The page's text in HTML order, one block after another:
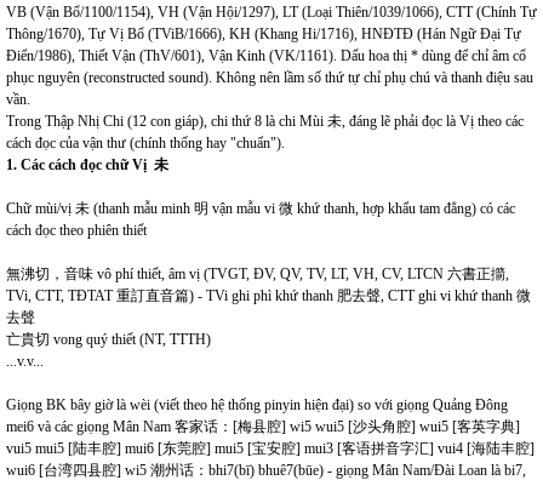
VB (Vận Bổ/1100/1154), VH (Vận Hội/1297), LT (Loại Thiên/1039/1066), CTT (Chính Tự
Thông/1670), Tự Vị Bổ (TViB/1666), KH (Khang Hi/1716), HNĐTĐ (Hán Ngữ Đại Tự
Điển/1986), Thiết Vận (ThV/601), Vận Kinh (VK/1161). Dấu hoa thị * dùng để chỉ âm cổ
phục nguyên (reconstructed sound). Không nên lầm số thứ tự chỉ phụ chú và thanh điệu sau
vần.
Trong Thập Nhị Chi (12 con giáp), chi thứ 8 là chi Mùi 未, đáng lẽ phải đọc là Vị theo các
cách đọc của vận thư (chính thống hay "chuẩn").
1. Các cách đọc chữ Vị 未
Chữ mùi/vị 未 (thanh mẫu minh 明 vận mẫu vi 微 khứ thanh, hợp khẩu tam đẳng) có các
cách đọc theo phiên thiết
無沸切，音味 vô phí thiết, âm vị (TVGT, ĐV, QV, TV, LT, VH, CV, LTCN 六書正擶,
TVi, CTT, TĐTAT 重訂直音篇) - TVi ghi phì khứ thanh 肥去聲, CTT ghi vi khứ thanh 微
去聲
亡貴切 vong quý thiết (NT, TTTH)
...v.v...
Giọng BK bây giờ là wèi (viết theo hệ thống pinyin hiện đại) so với giọng Quảng Đông
mei6 và các giọng Mân Nam 客家话：[梅县腔] wi5 wui5 [沙头角腔] wui5 [客英字典]
vui5 mui5 [陆丰腔] mui6 [东莞腔] mui5 [宝安腔] mui3 [客语拼音字汇] vui4 [海陆丰腔]
wui6 [台湾四县腔] wi5 潮州话：bhi7(bī) bhuê7(būe) - giọng Mân Nam/Đài Loan là bi7,